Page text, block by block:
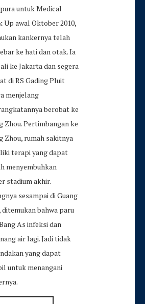
untuk Medical
Up awal Oktober 2010,
kankernya telah
ke hati dan otak. Ia
ke Jakarta dan segera
di RS Gading Pluit
menjelang
berobat ke
Zhou. Pertimbangan ke
Zhou, rumah sakitnya
terapi yang dapat
menyembuhkan
stadium akhir.
sesampai di Guang
ditemukan bahwa paru
As infeksi dan
air lagi. Jadi tidak
yang dapat
untuk menangani